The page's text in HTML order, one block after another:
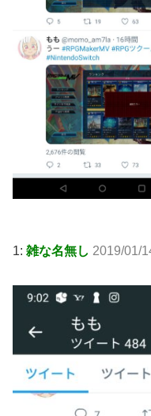
1: 雑な名無し 2019/01/